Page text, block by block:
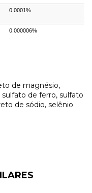
0.0001%
0.000006%
de magnésio,
de ferro, sulfato
de sódio, selênio